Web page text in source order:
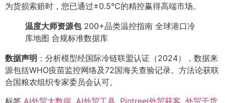
为货损索赔时，您已通过±0.5℃的精控赢得高端市场。
温度大师资源包200+品类温控指南 全球港口冷
库地图 合规标准数据库
数据声明 ：分析模型经国际冷链联盟认证（2024），数据来
源包括WHO疫苗监控网络及72国海关查验记录。方法论获联
合国粮农组织专家委员会认可。